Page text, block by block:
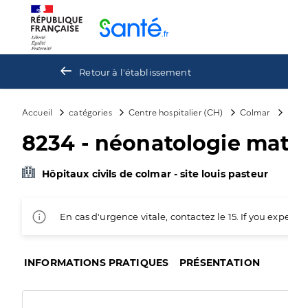
Retour à l'établissement
Accueil catégories Centre hospitalier (CH) Colmar
8234 - néonatologie
Hôpitaux civils de colmar - site louis pasteur
En cas d'urgence vitale, contactez le 15. If you
INFORMATIONS PRATIQUES PRÉSENTATION
Panneau de gestion des cookies